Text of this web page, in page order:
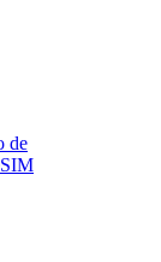
de